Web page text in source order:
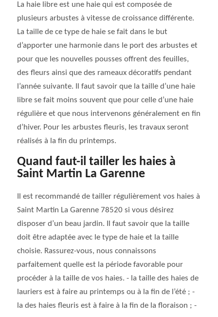
La haie libre est une haie qui est composée de
plusieurs arbustes à vitesse de croissance différente.
La taille de ce type de haie se fait dans le but
d’apporter une harmonie dans le port des arbustes et
pour que les nouvelles pousses offrent des feuilles,
des fleurs ainsi que des rameaux décoratifs pendant
l’année suivante. Il faut savoir que la taille d’une haie
libre se fait moins souvent que pour celle d’une haie
régulière et que nous intervenons généralement en fin
d’hiver. Pour les arbustes fleuris, les travaux seront
réalisés à la fin du printemps.
Quand faut-il tailler les haies à
Saint Martin La Garenne
Il est recommandé de tailler régulièrement vos haies à
Saint Martin La Garenne 78520 si vous désirez
disposer d’un beau jardin. Il faut savoir que la taille
doit être adaptée avec le type de haie et la taille
choisie. Rassurez-vous, nous connaissons
parfaitement quelle est la période favorable pour
procéder à la taille de vos haies. - la taille des haies de
lauriers est à faire au printemps ou à la fin de l’été ; -
la des haies fleuris est à faire à la fin de la floraison ; -